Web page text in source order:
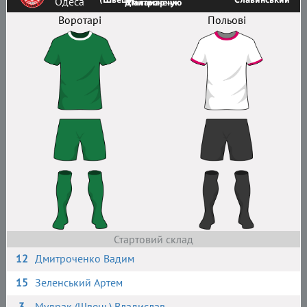
Воротарі
Польові
Стартовий склад
12 Дмитроченко Вадим
15 Зеленський Артем
Дмитроченко
Паламарчук